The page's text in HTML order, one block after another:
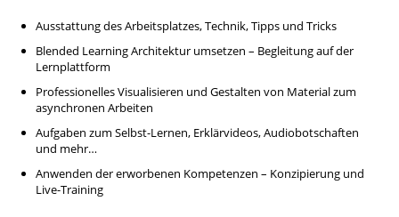
Ausstattung des Arbeitsplatzes, Technik, Tipps und Tricks
Blended Learning Architektur umsetzen – Begleitung auf der
Lernplattform
Professionelles Visualisieren und Gestalten von Material zum
asynchronen Arbeiten
Aufgaben zum Selbst-Lernen, Erklärvideos, Audiobotschaften
und mehr…
Anwenden der erworbenen Kompetenzen – Konzipierung und
Live-Training